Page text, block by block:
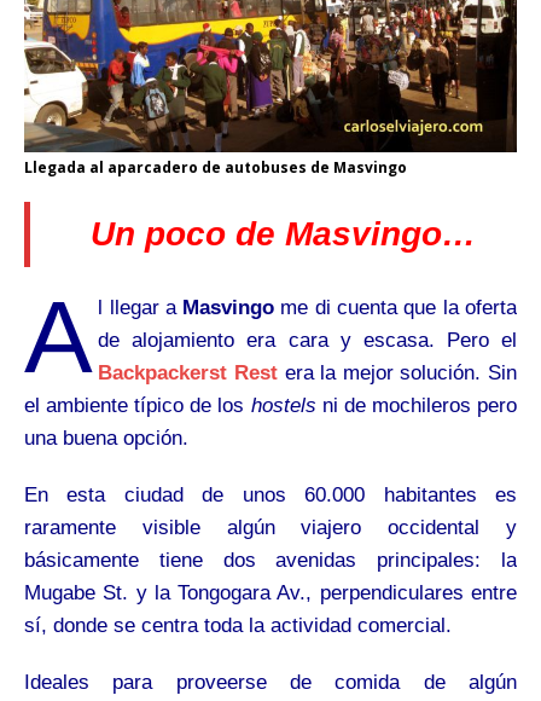
Llegada al aparcadero de autobuses de Masvingo
Un poco de Masvingo…
A l llegar a Masvingo me di cuenta que la oferta
de alojamiento era cara y escasa. Pero el
Backpackerst Restera la mejor solución. Sin
el ambiente típico de los hostels ni de mochileros pero
una buena opción.
En esta ciudad de unos 60.000 habitantes es
raramente visible algún viajero occidental y
básicamente tiene dos avenidas principales: la
Mugabe St. y la Tongogara Av., perpendiculares entre
sí, donde se centra toda la actividad comercial.
Ideales para proveerse de comida de algún